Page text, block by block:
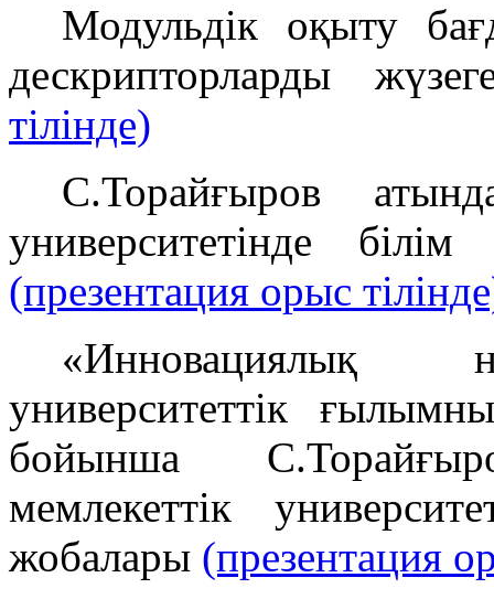
Модульдік оқыту
дескрипторларды
тілінде)
С.Торайғыров
университетінде
(презентация орыс
«Инновациялық
университеттік
бойынша
мемлекеттік
жобалары (презентация